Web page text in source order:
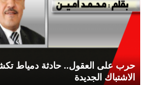
حرب على العقول.. حادثة دمياط
الاشتباك الجديدة